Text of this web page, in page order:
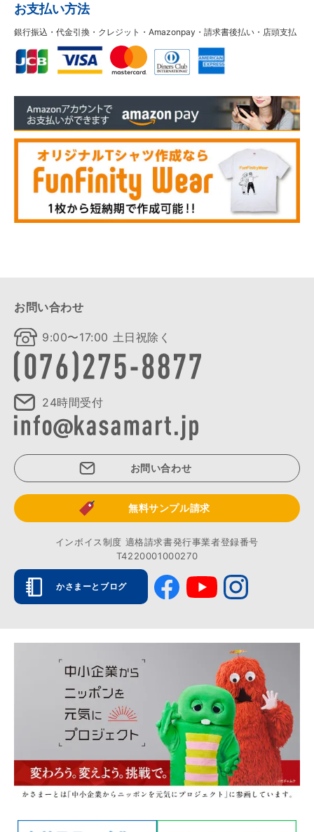
お支払い方法
銀行振込・代金引換・クレジット・Amazonpay・請求書後払い・店頭支払
お問い合わせ
9:00〜17:00 土日祝除く
24時間受付
お問い合わせ
無料サンプル請求
インボイス制度 適格請求書発行事業者登録番号
T4220001000270
かさまーとブログ